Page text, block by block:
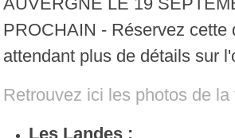
PROCHAIN - Réservez cette
attendant plus de détails sur
Retrouvez ici les photos de la
Les Landes :